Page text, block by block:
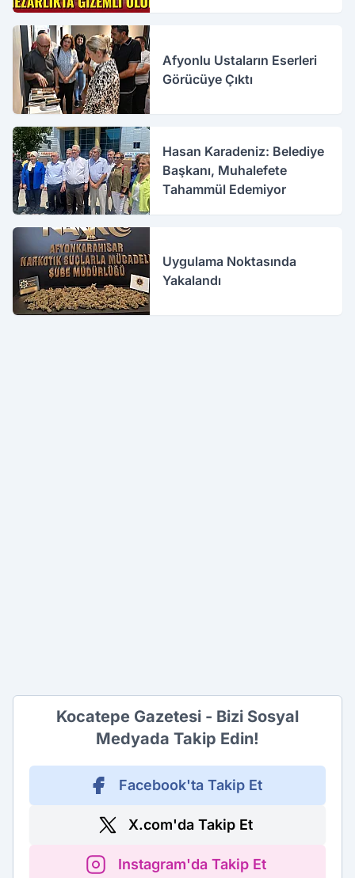
Afyonlu Ustaların Eserleri
Görücüye Çıktı
Hasan Karadeniz: Belediye
Başkanı, Muhalefete
Tahammül Edemiyor
Uygulama Noktasında
Yakalandı
Kocatepe Gazetesi - Bizi Sosyal
Medyada Takip Edin!
Facebook'ta Takip Et
X.com'da Takip Et
Instagram'da Takip Et